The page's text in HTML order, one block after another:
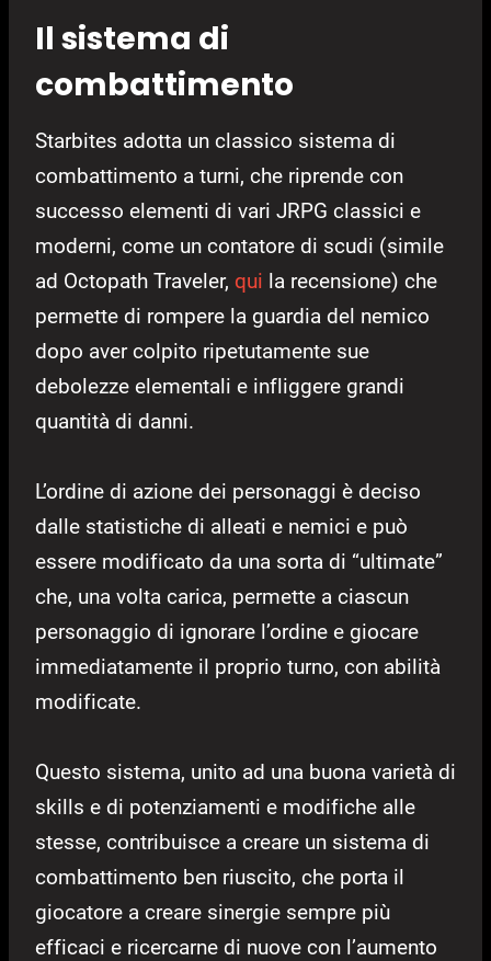
Il sistema di
combattimento
Starbites adotta un classico sistema di
combattimento a turni, che riprende con
successo elementi di vari JRPG classici e
moderni, come un contatore di scudi (simile
ad Octopath Traveler, qui la recensione) che
permette di rompere la guardia del nemico
dopo aver colpito ripetutamente sue
debolezze elementali e infliggere grandi
quantità di danni.
L’ordine di azione dei personaggi è deciso
dalle statistiche di alleati e nemici e può
essere modificato da una sorta di “ultimate”
che, una volta carica, permette a ciascun
personaggio di ignorare l’ordine e giocare
immediatamente il proprio turno, con abilità
modificate.
Questo sistema, unito ad una buona varietà di
skills e di potenziamenti e modifiche alle
stesse, contribuisce a creare un sistema di
combattimento ben riuscito, che porta il
giocatore a creare sinergie sempre più
efficaci e ricercarne di nuove con l’aumento